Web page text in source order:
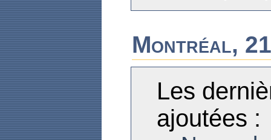
Montréal,
Les
ajoutées :